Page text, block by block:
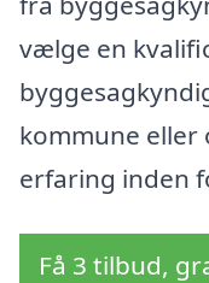
vælge en
kommune eller
erfaring inden
Få 3 tilbud,